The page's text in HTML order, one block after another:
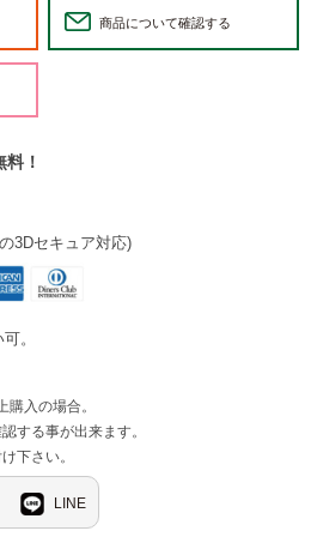
商品について確認する
！
3Dセキュア対応)
。
入の場合。
する事が出来ます。
下さい。
LINE